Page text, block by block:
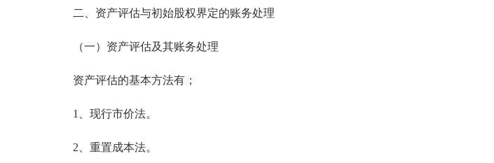
二、资产评估与初始股权界定的账务处理
（一）资产评估及其账务处理
资产评估的基本方法有；
1、现行市价法。
2、重置成本法。